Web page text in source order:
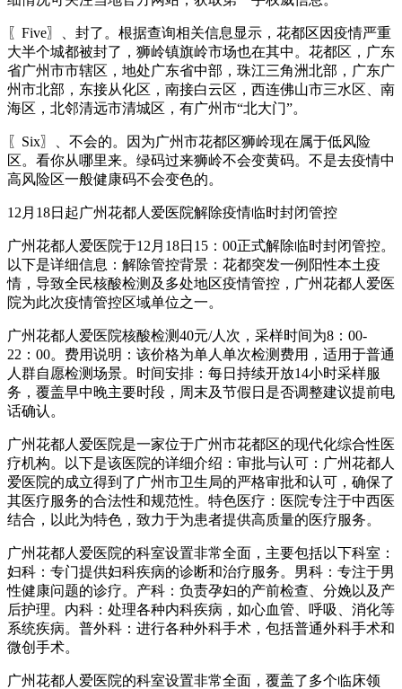
〖Five〗、封了。根据查询相关信息显示，花都区因疫情严重
大半个城都被封了，狮岭镇旗岭市场也在其中。花都区，广东
省广州市市辖区，地处广东省中部，珠江三角洲北部，广东广
州市北部，东接从化区，南接白云区，西连佛山市三水区、南
海区，北邻清远市清城区，有广州市“北大门”。
〖Six〗、不会的。因为广州市花都区狮岭现在属于低风险
区。看你从哪里来。绿码过来狮岭不会变黄码。不是去疫情中
高风险区一般健康码不会变色的。
12月18日起广州花都人爱医院解除疫情临时封闭管控
广州花都人爱医院于12月18日15：00正式解除临时封闭管控。
以下是详细信息：解除管控背景：花都突发一例阳性本土疫
情，导致全民核酸检测及多处地区疫情管控，广州花都人爱医
院为此次疫情管控区域单位之一。
广州花都人爱医院核酸检测40元/人次，采样时间为8：00-
22：00。费用说明：该价格为单人单次检测费用，适用于普通
人群自愿检测场景。时间安排：每日持续开放14小时采样服
务，覆盖早中晚主要时段，周末及节假日是否调整建议提前电
话确认。
广州花都人爱医院是一家位于广州市花都区的现代化综合性医
疗机构。以下是该医院的详细介绍：审批与认可：广州花都人
爱医院的成立得到了广州市卫生局的严格审批和认可，确保了
其医疗服务的合法性和规范性。特色医疗：医院专注于中西医
结合，以此为特色，致力于为患者提供高质量的医疗服务。
广州花都人爱医院的科室设置非常全面，主要包括以下科室：
妇科：专门提供妇科疾病的诊断和治疗服务。男科：专注于男
性健康问题的诊疗。产科：负责孕妇的产前检查、分娩以及产
后护理。内科：处理各种内科疾病，如心血管、呼吸、消化等
系统疾病。普外科：进行各种外科手术，包括普通外科手术和
微创手术。
广州花都人爱医院的科室设置非常全面，覆盖了多个临床领